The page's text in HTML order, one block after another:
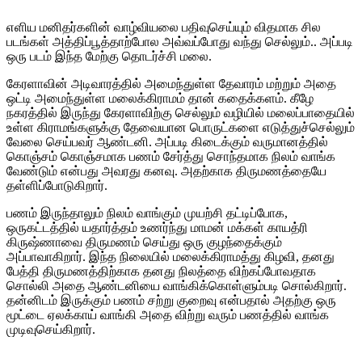
எளிய மனிதர்களின் வாழ்வியலை பதிவுசெய்யும் விதமாக சில
படங்கள் அத்திப்பூத்தாற்போல அவ்வப்போது வந்து செல்லும்.. அப்படி
ஒரு படம் இந்த மேற்கு தொடர்ச்சி மலை.
கேரளாவின் அடிவாரத்தில் அமைந்துள்ள தேவாரம் மற்றும் அதை
ஒட்டி அமைந்துள்ள மலைக்கிராமம் தான் கதைக்களம். கீழே
நகரத்தில் இருந்து கேரளாவிற்கு செல்லும் வழியில் மலைப்பாதையில்
உள்ள கிராமங்களுக்கு தேவையான பொருட்களை எடுத்துச்செல்லும்
வேலை செய்பவர் ஆண்டனி. அப்படி கிடைக்கும் வருமானத்தில்
கொஞ்சம் கொஞ்சமாக பணம் சேர்த்து சொந்தமாக நிலம் வாங்க
வேண்டும் என்பது அவரது கனவு. அதற்காக திருமணத்தையே
தள்ளிப்போடுகிறார்.
பணம் இருந்தாலும் நிலம் வாங்கும் முயற்சி தட்டிப்போக,
ஒருகட்டத்தில் யதார்த்தம் உணர்ந்து மாமன் மக்கள் காயத்ரி
கிருஷ்ணாவை திருமணம் செய்து ஒரு குழந்தைக்கும்
அப்பாவாகிறார். இந்த நிலையில் மலைக்கிராமத்து கிழவி, தனது
பேத்தி திருமணத்திற்காக தனது நிலத்தை விற்கப்போவதாக
சொல்லி அதை ஆண்டனியை வாங்கிக்கொள்ளும்படி சொல்கிறார்.
தன்னிடம் இருக்கும் பணம் சற்று குறைவு என்பதால் அதற்கு ஒரு
மூட்டை ஏலக்காய் வாங்கி அதை விற்று வரும் பணத்தில் வாங்க
முடிவுசெய்கிறார்.